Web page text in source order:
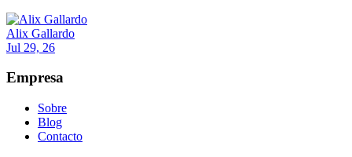
Alix Gallardo
Jul 29, 26
Empresa
Sobre
Blog
Contacto